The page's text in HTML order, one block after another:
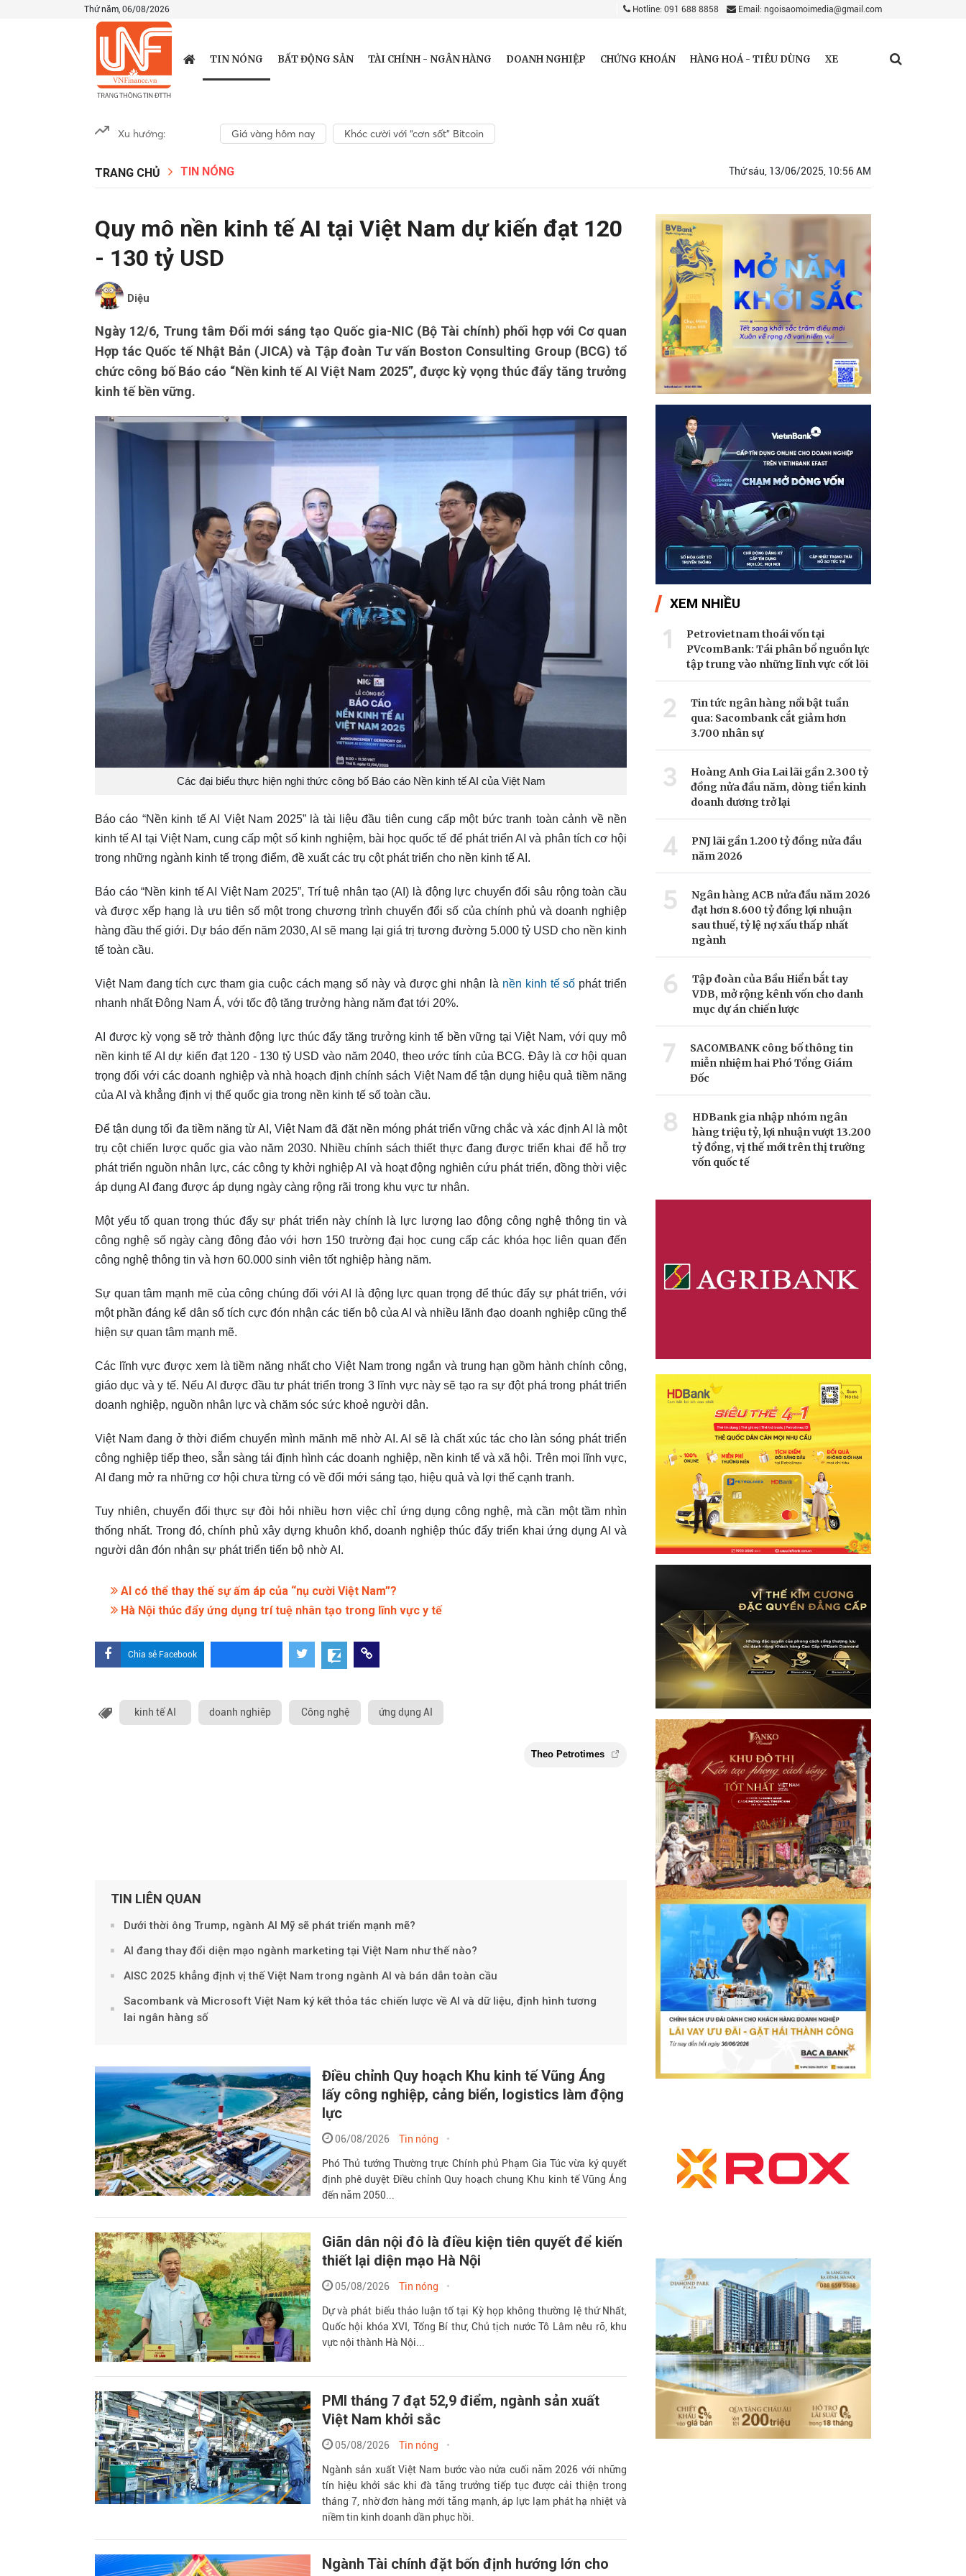
Thứ năm, 06/08/2026 Hotline: 091 688 8858 Email: ngoisaomoimedia@gmail.com
TIN NÓNG BẤT ĐỘNG SẢN TÀI CHÍNH - NGÂN HÀNG DOANH NGHIỆP CHỨNG KHOÁN HÀNG HOÁ - TIÊU DÙNG XE
Xu hướng: Giá vàng hôm nay Khóc cười với “cơn sốt” Bitcoin
TRANG CHỦ TIN NÓNG Thứ sáu, 13/06/2025, 10:56 AM
Quy mô nền kinh tế AI tại Việt Nam dự kiến đạt 120
- 130 tỷ USD
Diệu
Ngày 12/6, Trung tâm Đổi mới sáng tạo Quốc gia-NIC (Bộ Tài chính) phối hợp với Cơ quan
Hợp tác Quốc tế Nhật Bản (JICA) và Tập đoàn Tư vấn Boston Consulting Group (BCG) tổ
chức công bố Báo cáo “Nền kinh tế AI Việt Nam 2025”, được kỳ vọng thúc đẩy tăng trưởng
kinh tế bền vững.
Các đại biểu thực hiện nghi thức công bố Báo cáo Nền kinh tế AI của Việt Nam
Báo cáo “Nền kinh tế AI Việt Nam 2025” là tài liệu đầu tiên cung cấp một bức tranh toàn cảnh về nền
kinh tế AI tại Việt Nam, cung cấp một số kinh nghiệm, bài học quốc tế để phát triển AI và phân tích cơ hội
trong những ngành kinh tế trọng điểm, đề xuất các trụ cột phát triển cho nền kinh tế AI.
Báo cáo “Nền kinh tế AI Việt Nam 2025”, Trí tuệ nhân tạo (AI) là động lực chuyển đổi sâu rộng toàn cầu
và được xếp hạng là ưu tiên số một trong chương trình chuyển đổi số của chính phủ và doanh nghiệp
hàng đầu thế giới. Dự báo đến năm 2030, AI sẽ mang lại giá trị tương đường 5.000 tỷ USD cho nền kinh
tế toàn cầu.
Việt Nam đang tích cực tham gia cuộc cách mạng số này và được ghi nhận là nền kinh tế số phát triển
nhanh nhất Đông Nam Á, với tốc độ tăng trưởng hàng năm đạt tới 20%.
AI được kỳ vọng sẽ trở thành động lực thúc đẩy tăng trưởng kinh tế bền vững tại Việt Nam, với quy mô
nền kinh tế AI dự kiến đạt 120 - 130 tỷ USD vào năm 2040, theo ước tính của BCG. Đây là cơ hội quan
trọng đối với các doanh nghiệp và nhà hoạch định chính sách Việt Nam để tận dụng hiệu quả tiềm năng
của AI và khẳng định vị thế quốc gia trong nền kinh tế số toàn cầu.
Để tận dụng tối đa tiềm năng từ AI, Việt Nam đã đặt nền móng phát triển vững chắc và xác định AI là một
trụ cột chiến lược quốc gia vào năm 2030. Nhiều chính sách thiết thực đang được triển khai để hỗ trợ
phát triển nguồn nhân lực, các công ty khởi nghiệp AI và hoạt động nghiên cứu phát triển, đồng thời việc
áp dụng AI đang được áp dụng ngày càng rộng rãi trong khu vực tư nhân.
Một yếu tố quan trọng thúc đẩy sự phát triển này chính là lực lượng lao động công nghệ thông tin và
công nghệ số ngày càng đông đảo với hơn 150 trường đại học cung cấp các khóa học liên quan đến
công nghệ thông tin và hơn 60.000 sinh viên tốt nghiệp hàng năm.
Sự quan tâm mạnh mẽ của công chúng đối với AI là động lực quan trọng để thúc đẩy sự phát triển, với
một phần đáng kể dân số tích cực đón nhận các tiến bộ của AI và nhiều lãnh đạo doanh nghiệp cũng thể
hiện sự quan tâm mạnh mẽ.
Các lĩnh vực được xem là tiềm năng nhất cho Việt Nam trong ngắn và trung hạn gồm hành chính công,
giáo dục và y tế. Nếu AI được đầu tư phát triển trong 3 lĩnh vực này sẽ tạo ra sự đột phá trong phát triển
doanh nghiệp, nguồn nhân lực và chăm sóc sức khoẻ người dân.
Việt Nam đang ở thời điểm chuyển mình mãnh mẽ nhờ AI. AI sẽ là chất xúc tác cho làn sóng phát triển
công nghiệp tiếp theo, sẵn sàng tái định hình các doanh nghiệp, nền kinh tế và xã hội. Trên mọi lĩnh vực,
AI đang mở ra những cơ hội chưa từng có về đổi mới sáng tạo, hiệu quả và lợi thế cạnh tranh.
Tuy nhiên, chuyển đổi thực sự đòi hỏi nhiều hơn việc chỉ ứng dụng công nghệ, mà cần một tầm nhìn
thống nhất. Trong đó, chính phủ xây dựng khuôn khổ, doanh nghiệp thúc đẩy triển khai ứng dụng AI và
người dân đón nhận sự phát triển tiến bộ nhờ AI.
AI có thể thay thế sự ấm áp của “nụ cười Việt Nam”?
Hà Nội thúc đẩy ứng dụng trí tuệ nhân tạo trong lĩnh vực y tế
Chia sẻ Facebook
kinh tế AI doanh nghiêp Công nghệ ứng dụng AI
Theo Petrotimes
TIN LIÊN QUAN
Dưới thời ông Trump, ngành AI Mỹ sẽ phát triển mạnh mẽ?
AI đang thay đổi diện mạo ngành marketing tại Việt Nam như thế nào?
AISC 2025 khẳng định vị thế Việt Nam trong ngành AI và bán dẫn toàn cầu
Sacombank và Microsoft Việt Nam ký kết thỏa tác chiến lược về AI và dữ liệu, định hình tương
lai ngân hàng số
Điều chỉnh Quy hoạch Khu kinh tế Vũng Áng
lấy công nghiệp, cảng biển, logistics làm động
lực
06/08/2026 Tin nóng
Phó Thủ tướng Thường trực Chính phủ Phạm Gia Túc vừa ký quyết
định phê duyệt Điều chỉnh Quy hoạch chung Khu kinh tế Vũng Áng
đến năm 2050...
Giãn dân nội đô là điều kiện tiên quyết để kiến
thiết lại diện mạo Hà Nội
05/08/2026 Tin nóng
Dự và phát biểu thảo luận tổ tại Kỳ họp không thường lệ thứ Nhất,
Quốc hội khóa XVI, Tổng Bí thư, Chủ tịch nước Tô Lâm nêu rõ, khu
vực nội thành Hà Nội...
PMI tháng 7 đạt 52,9 điểm, ngành sản xuất
Việt Nam khởi sắc
05/08/2026 Tin nóng
Ngành sản xuất Việt Nam bước vào nửa cuối năm 2026 với những
tín hiệu khởi sắc khi đà tăng trưởng tiếp tục được cải thiện trong
tháng 7, nhờ đơn hàng mới tăng mạnh, áp lực lạm phát hạ nhiệt và
niềm tin kinh doanh dần phục hồi.
Ngành Tài chính đặt bốn định hướng lớn cho
XEM NHIỀU
1
Petrovietnam thoái vốn tại
PVcomBank: Tái phân bổ nguồn lực
tập trung vào những lĩnh vực cốt lõi
2
Tin tức ngân hàng nổi bật tuần
qua: Sacombank cắt giảm hơn
3.700 nhân sự
3
Hoàng Anh Gia Lai lãi gần 2.300 tỷ
đồng nửa đầu năm, dòng tiền kinh
doanh dương trở lại
4
PNJ lãi gần 1.200 tỷ đồng nửa đầu
năm 2026
5
Ngân hàng ACB nửa đầu năm 2026
đạt hơn 8.600 tỷ đồng lợi nhuận
sau thuế, tỷ lệ nợ xấu thấp nhất
ngành
6
Tập đoàn của Bầu Hiển bắt tay
VDB, mở rộng kênh vốn cho danh
mục dự án chiến lược
7
SACOMBANK công bố thông tin
miễn nhiệm hai Phó Tổng Giám
Đốc
8
HDBank gia nhập nhóm ngân
hàng triệu tỷ, lợi nhuận vượt 13.200
tỷ đồng, vị thế mới trên thị trường
vốn quốc tế